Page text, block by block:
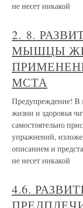
не несет никакой
2. 8.
МЫШЦЫ
МСТА
Предупреждение! В
жизни и здоровья
самостоятельно
упражнений,
описанием и
не несет никакой
4.6.